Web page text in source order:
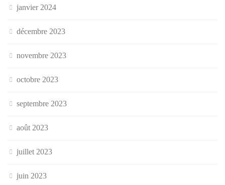
janvier 2024
décembre 2023
novembre 2023
octobre 2023
septembre 2023
août 2023
juillet 2023
juin 2023